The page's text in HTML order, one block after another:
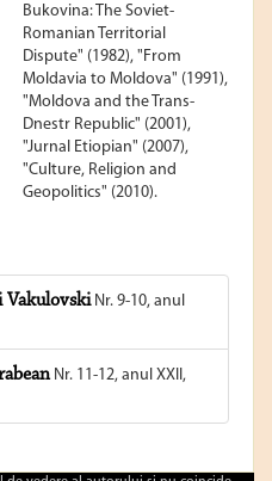
Bukovina: The Soviet-
Romanian Territorial
Dispute" (1982), "From
Moldavia to Moldova" (1991),
"Moldova and the Trans-
Dnestr Republic" (2001),
"Jurnal Etiopian" (2007),
"Culture, Religion and
Geopolitics" (2010).
VakulovskiNr. 9-10, anul
Nr. 11-12, anul XXII,